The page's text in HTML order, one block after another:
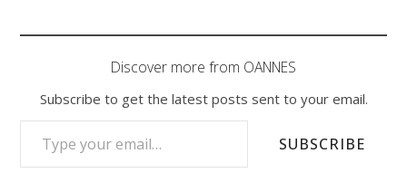
Discover more from OANNES
Subscribe to get the latest posts sent to your email.
TYPE YOUR EMAIL…
SUBSCRIBE